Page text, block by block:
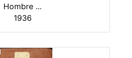
Hombre ...
1936